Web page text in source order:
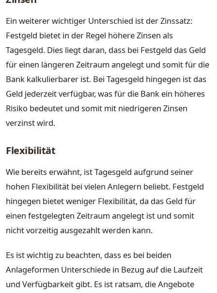
Ein weiterer wichtiger Unterschied ist der Zinssatz:
Festgeld bietet in der Regel höhere Zinsen als
Tagesgeld. Dies liegt daran, dass bei Festgeld das Geld
für einen längeren Zeitraum angelegt und somit für die
Bank kalkulierbarer ist. Bei Tagesgeld hingegen ist das
Geld jederzeit verfügbar, was für die Bank ein höheres
Risiko bedeutet und somit mit niedrigeren Zinsen
verzinst wird.
Flexibilität
Wie bereits erwähnt, ist Tagesgeld aufgrund seiner
hohen Flexibilität bei vielen Anlegern beliebt. Festgeld
hingegen bietet weniger Flexibilität, da das Geld für
einen festgelegten Zeitraum angelegt ist und somit
nicht vorzeitig ausgezahlt werden kann.
Es ist wichtig zu beachten, dass es bei beiden
Anlageformen Unterschiede in Bezug auf die Laufzeit
und Verfügbarkeit gibt. Es ist ratsam, die Angebote